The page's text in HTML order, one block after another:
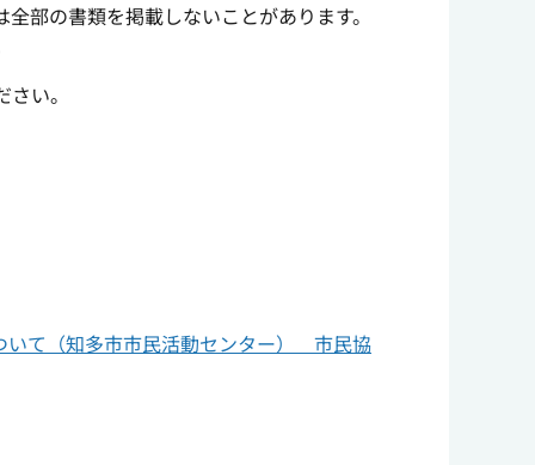
部の書類を掲載しないことがあります。
い。
いて（知多市市民活動センター） 市民協